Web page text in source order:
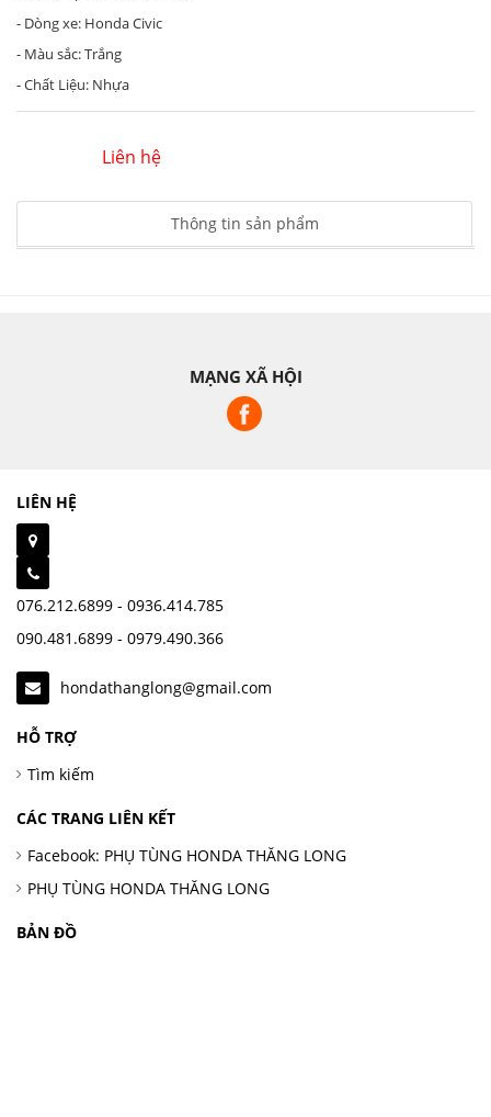
- Dòng xe: Honda Civic
- Màu sắc: Trắng
- Chất Liệu: Nhựa
Liên hệ
Thông tin sản phẩm
MẠNG XÃ HỘI
LIÊN HỆ
076.212.6899 - 0936.414.785
090.481.6899 - 0979.490.366
hondathanglong@gmail.com
HỖ TRỢ
Tìm kiếm
CÁC TRANG LIÊN KẾT
Facebook: PHỤ TÙNG HONDA THĂNG LONG
PHỤ TÙNG HONDA THĂNG LONG
BẢN ĐỒ